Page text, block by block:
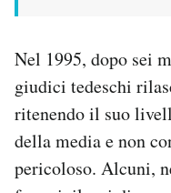
Nel 1995, dopo sei
giudici tedeschi
ritenendo il suo
della media e non
pericoloso. Alcuni,